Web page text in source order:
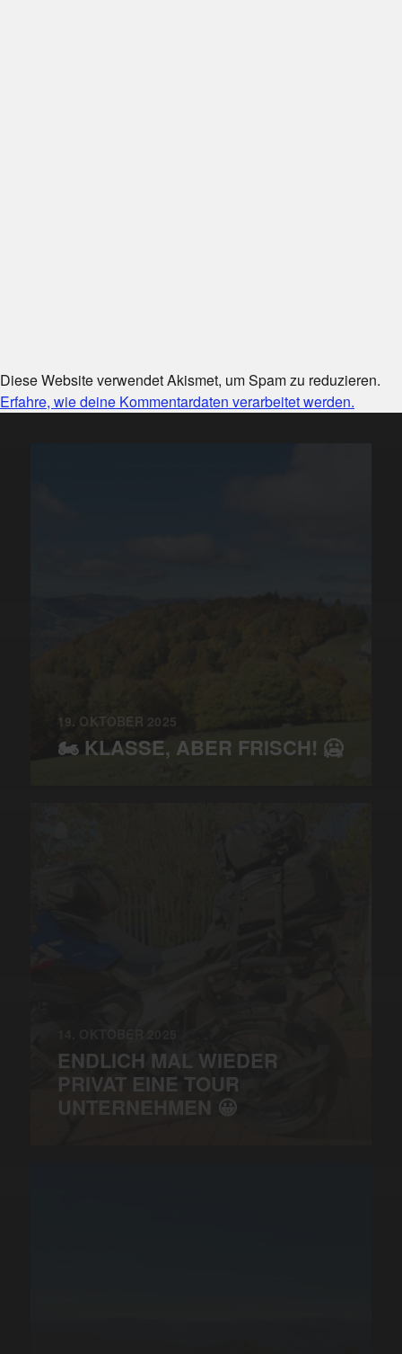
Diese Website verwendet Akismet, um Spam zu reduzieren.
Erfahre, wie deine Kommentardaten verarbeitet werden.
19. OKTOBER 2025
🏍️ KLASSE, ABER FRISCH! 🥶
ENDLICH MAL WIEDER
PRIVAT EINE TOUR
UNTERNEHMEN 😀